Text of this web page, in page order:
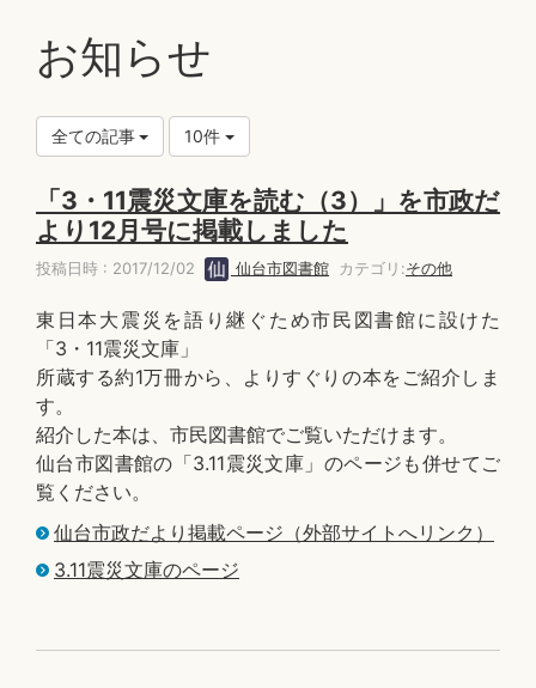
お知らせ
全ての記事 10件
「3・11震災文庫を読む（3）」を市政だ
より12月号に掲載しました
投稿日時 : 2017/12/02 仙台市図書館 カテゴリ:その他
東日本大震災を語り継ぐため市民図書館に設けた
「3・11震災文庫」
所蔵する約1万冊から、よりすぐりの本をご紹介しま
す。
紹介した本は、市民図書館でご覧いただけます。
仙台市図書館の「3.11震災文庫」のページも併せてご
覧ください。
仙台市政だより掲載ページ（外部サイトへリンク）
3.11震災文庫のページ